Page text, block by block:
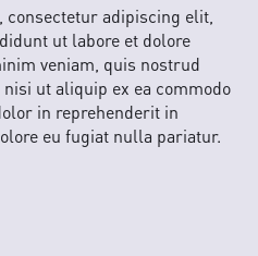
adipiscing elit,
ut labore et dolore
veniam, quis nostrud
ut aliquip ex ea commodo
in reprehenderit in
eu fugiat nulla pariatur.